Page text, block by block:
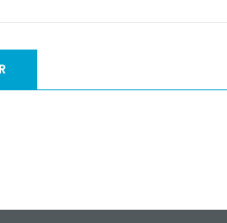
bozuk veya görüntülenemiyor.